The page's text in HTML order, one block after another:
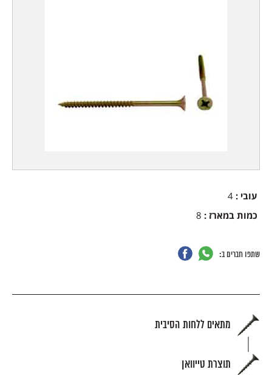
עובי :
כמות במארז :
שתפו חברים ב:
מתאים ללחות הסיבית
תוצרת טייוואן